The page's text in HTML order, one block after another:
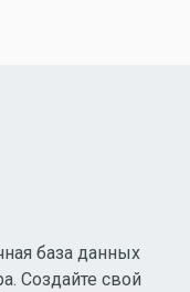
база данных
Создайте свой